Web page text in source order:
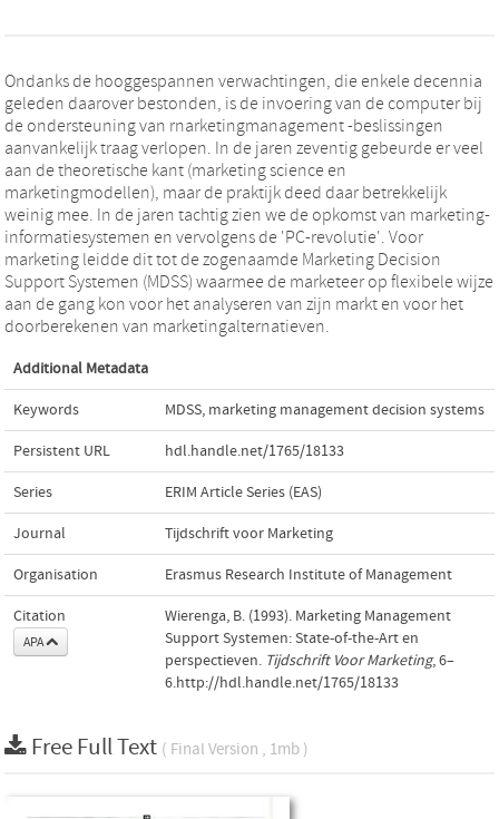
Ondanks de hooggespannen verwachtingen, die enkele decennia
geleden daarover bestonden, is de invoering van de computer bij
de ondersteuning van rnarketingmanagement -beslissingen
aanvankelijk traag verlopen. In de jaren zeventig gebeurde er veel
aan de theoretische kant (marketing science en
marketingmodellen), maar de praktijk deed daar betrekkelijk
weinig mee. In de jaren tachtig zien we de opkomst van marketing-
informatiesystemen en vervolgens de 'PC-revolutie'. Voor
marketing leidde dit tot de zogenaamde Marketing Decision
Support Systemen (MDSS) waarmee de marketeer op flexibele wijze
aan de gang kon voor het analyseren van zijn markt en voor het
doorberekenen van marketingalternatieven.
Additional Metadata
Keywords MDSS, marketing management decision systems
Persistent URL hdl.handle.net/1765/18133
Series ERIM Article Series (EAS)
Journal Tijdschrift voor Marketing
Organisation Erasmus Research Institute of Management
Citation
APA
Wierenga, B. (1993). Marketing Management
Support Systemen: State-of-the-Art en
perspectieven. Tijdschrift Voor Marketing, 6–
6.http://hdl.handle.net/1765/18133
Free Full Text ( Final Version , 1mb )